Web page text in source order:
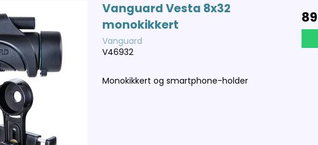
Vanguard Vesta 8x32
monokikkert
Vanguard
V46932
Monokikkert og smartphone-holder